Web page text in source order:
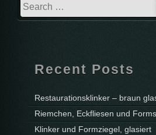
Recent Posts
Restaurationsklinker – braun
Riemchen, Eckfliesen und
Klinker und Formziegel, glasiert